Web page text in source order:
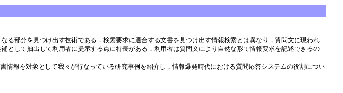
部分を見つけ出す技術である．検索要求に適合する文書を見つけ出す情報検索とは異なり，質問文に現われ
して抽出して利用者に提示する点に特長がある．利用者は質問文により自然な形で情報要求を記述できるの
報を対象として我々が行なっている研究事例を紹介し，情報爆発時代における質問応答システムの役割につい